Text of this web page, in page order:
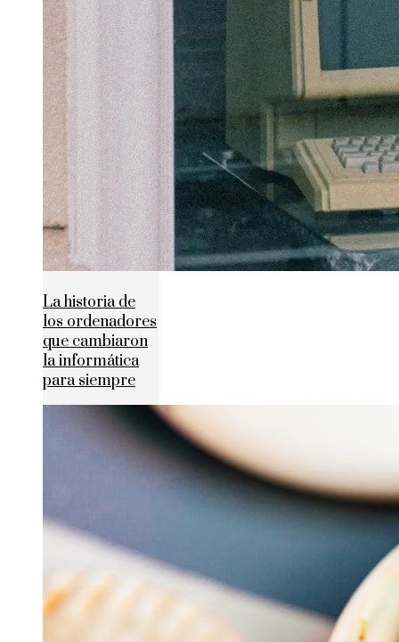
La historia de
los ordenadores
que cambiaron
la informática
para siempre